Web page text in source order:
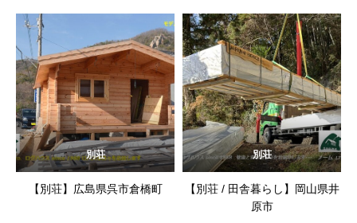
別荘
【別荘】広島県呉市倉橋町
別荘
【別荘 / 田舎暮らし】岡山県井
原市